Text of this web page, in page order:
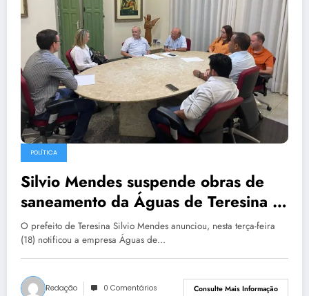
POLÍTICA
Silvio Mendes suspende obras de
saneamento da Águas de Teresina e
solicita revisão de tarifas
O prefeito de Teresina Silvio Mendes anunciou, nesta terça-feira
(18) notificou a empresa Águas de…
Redação 0 Comentários Consulte Mais Informação